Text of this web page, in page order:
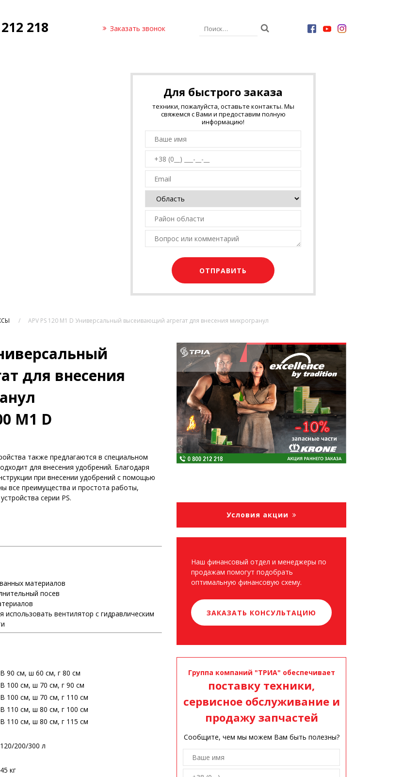
218 Заказать звонок
Для быстрого заказа
техники, пожалуйста, оставьте контакты. Мы
свяжемся с Вами и предоставим полную
информацию!
APV PS 120 M1 D Универсальный высеивающий агрегат для внесения микрогранул
для внесения
M1 D
также предлагаются в специальном
для внесения удобрений. Благодаря
при внесении удобрений с помощью
все преимущества и простота работы,
серии PS.
материалов
посев
вентилятор с гидравлическим
В 90 см, ш 60 см, г 80 см
В 100 см, ш 70 см, г 90 см
В 100 см, ш 70 см, г 110 см
В 110 см, ш 80 см, г 100 см
В 110 см, ш 80 см, г 115 см
120/200/300 л
45 кг
Условия акции
Наш финансовый отдел и менеджеры по
продажам помогут подобрать
оптимальную финансовую схему.
ЗАКАЗАТЬ КОНСУЛЬТАЦИЮ
Группа компаний "ТРИА" обеспечивает
поставку техники,
сервисное обслуживание и
продажу запчастей
Сообщите, чем мы можем Вам быть полезны?